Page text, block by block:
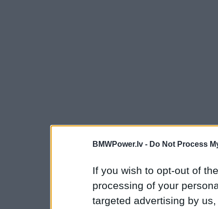
BMWPower.lv - Do Not Process
If you wish to opt-out of
processing of your
targeted advertising by